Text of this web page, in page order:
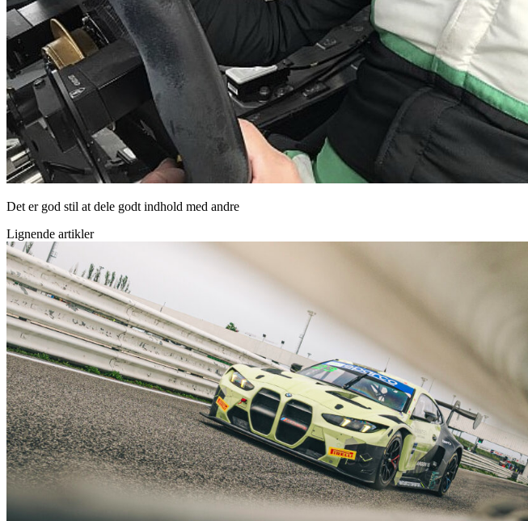
Det er god stil at dele godt indhold med andre
Lignende artikler